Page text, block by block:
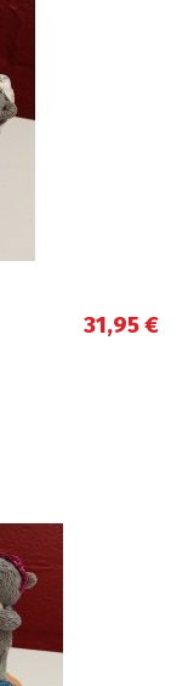
31,95 €